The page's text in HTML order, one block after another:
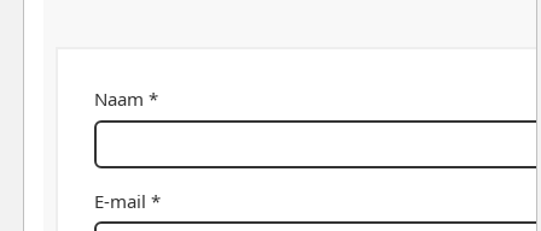
Naam *
E-mail *